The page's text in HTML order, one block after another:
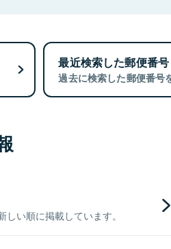
最近検索した郵便番号
過去に検索した郵便番号
い順に掲載しています。